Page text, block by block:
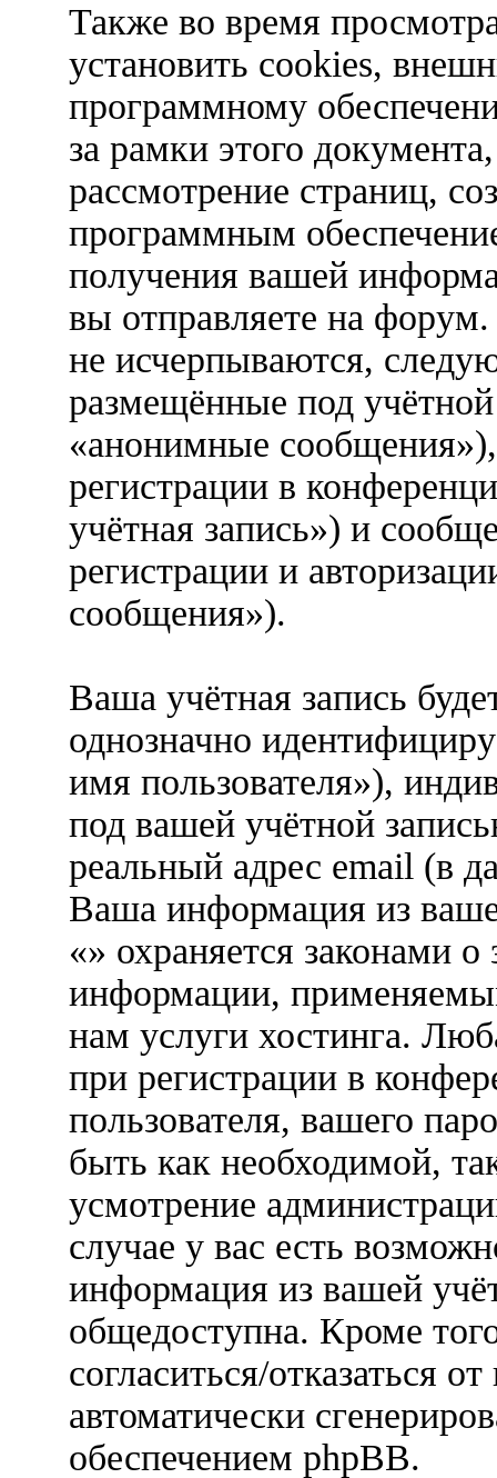
Также во время
установить cookies,
программному
за рамки этого
рассмотрение страниц,
программным
получения вашей
вы отправляете на
не исчерпываются,
размещённые под
«анонимные
регистрации в
учётная запись») и
регистрации и
сообщения»).
Ваша учётная запись
однозначно
имя пользователя»),
под вашей учётной
реальный адрес email (в
Ваша информация из
«» охраняется законами
информации,
нам услуги хостинга.
при регистрации в
пользователя, вашего
быть как необходимой,
усмотрение
случае у вас есть
информация из вашей
общедоступна. Кроме
согласиться/отказаться
автоматически
обеспечением phpBB.